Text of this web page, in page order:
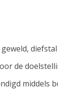
de
middels